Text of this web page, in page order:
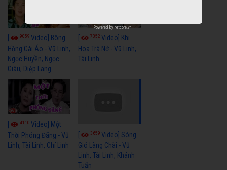
9059 Video] Bông
Hồng Cài Áo - Vũ Linh,
Ngọc Huyền, Ngọc
Giàu, Diệp Lang
7352Video] Khi
Hoa Trà Nở - Vũ Linh,
Tài Linh
4110 Video] Một
Thời Phóng Đãng - Vũ
Linh, Tài Linh, Chí Linh
3659Video] Sóng
Gió Làng Chài - Vũ
Linh, Tài Linh, Khánh
Tuấn
Powered bynetcore.vn